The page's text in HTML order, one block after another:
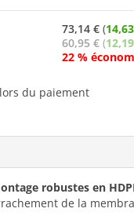
73,14 € (
60,95 € (
22 %
du paiement
robustes en
de la